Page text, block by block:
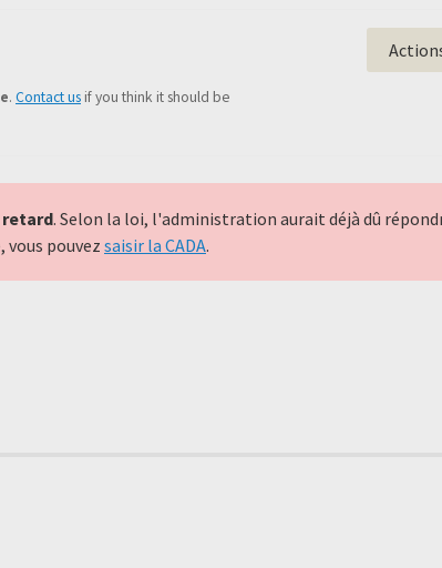
. Contact usif you think it should be
retard. Selon la loi, l'administration aurait déjà dû
pouvez saisir la CADA.